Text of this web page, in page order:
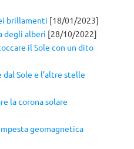
brillamenti [18/01/2023]
degli alberi [28/10/2022]
il Sole con un dito
Sole e l’altre stelle
la corona solare
geomagnetica